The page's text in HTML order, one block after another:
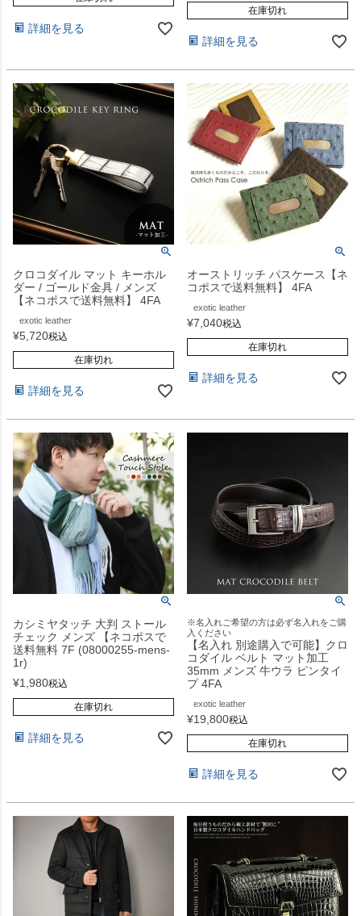
詳細を見る
在庫切れ
詳細を見る
クロコダイル マット キーホル
ダー / ゴールド金具 / メンズ
【ネコポスで送料無料】 4FA
exotic leather
¥5,720税込
在庫切れ
詳細を見る
オーストリッチ パスケース【ネ
コポスで送料無料】 4FA
exotic leather
¥7,040税込
在庫切れ
詳細を見る
カシミヤタッチ 大判 ストール
チェック メンズ 【ネコポスで
送料無料 7F (08000255-mens-
1r)
¥1,980税込
在庫切れ
詳細を見る
※名入れご希望の方は必ず名入れをご購
入ください
【名入れ 別途購入で可能】クロ
コダイル ベルト マット加工
35mm メンズ 牛ウラ ピンタイ
プ 4FA
exotic leather
¥19,800税込
在庫切れ
詳細を見る